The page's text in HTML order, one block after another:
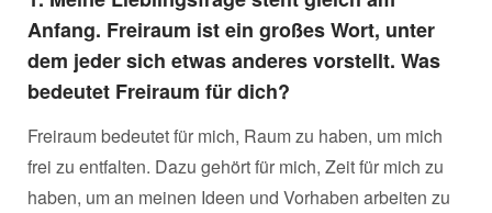
Anfang. Freiraum ist ein großes Wort, unter
dem jeder sich etwas anderes vorstellt. Was
bedeutet Freiraum für dich?
Freiraum bedeutet für mich, Raum zu haben, um mich
frei zu entfalten. Dazu gehört für mich, Zeit für mich zu
haben, um an meinen Ideen und Vorhaben arbeiten zu